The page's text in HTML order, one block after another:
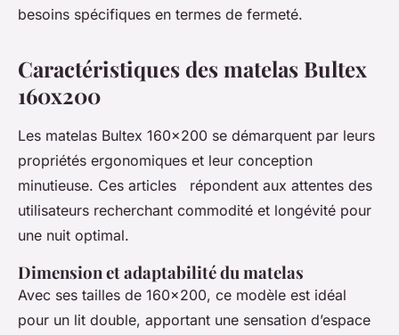
besoins spécifiques en termes de fermeté.
Caractéristiques des matelas Bultex
160x200
Les matelas Bultex 160x200 se démarquent par leurs
propriétés ergonomiques et leur conception
minutieuse. Ces articles répondent aux attentes des
utilisateurs recherchant commodité et longévité pour
une nuit optimal.
Dimension et adaptabilité du matelas
Avec ses tailles de 160x200, ce modèle est idéal
pour un lit double, apportant une sensation d’espace